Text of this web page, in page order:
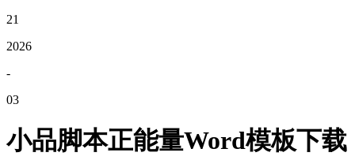
21
2026
-
03
小品脚本正能量Word模板下载